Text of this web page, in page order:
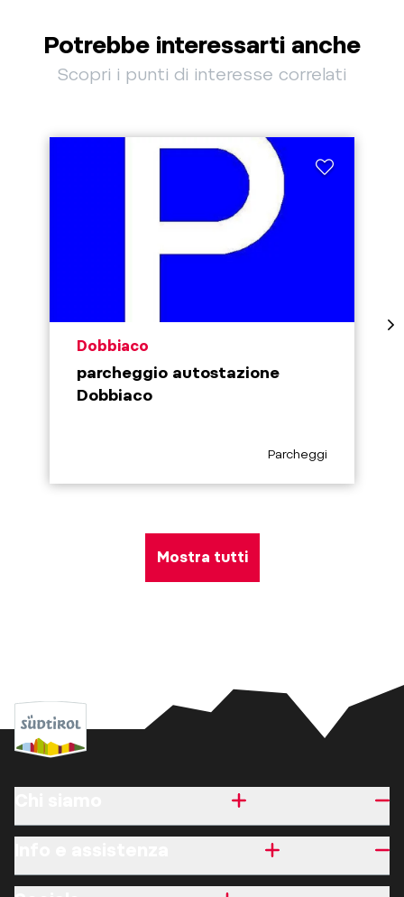
Potrebbe interessarti anche
Scopri i punti di interesse correlati
aria.poi_location_prefix
Dobbiaco
parcheggio autostazione
Dobbiaco
Parcheggi
Mostra tutti